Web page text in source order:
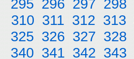
295 296 297 298
310 311 312 313
325 326 327 328
340 341 342 343